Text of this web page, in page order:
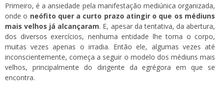
Primeiro, é a ansiedade pela manifestação mediúnica organizada,
onde o neófito quer a curto prazo atingir o que os médiuns
mais velhos já alcançaram. E, apesar da tentativa, da abertura,
dos diversos exercícios, nenhuma entidade lhe toma o corpo,
muitas vezes apenas o irradia. Então ele, algumas vezes até
inconscientemente, começa a seguir o modelo dos médiuns mais
velhos, principalmente do dirigente da egrégora em que se
encontra.